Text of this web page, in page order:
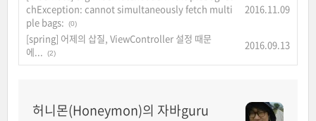
chException: cannot simultaneously fetch multi
ple bags:
(0)
2016.11.09
[spring] 어제의 삽질, ViewController 설정 때문
에...
(2)
2016.09.13
허니몬(Honeymon)의 자바guru